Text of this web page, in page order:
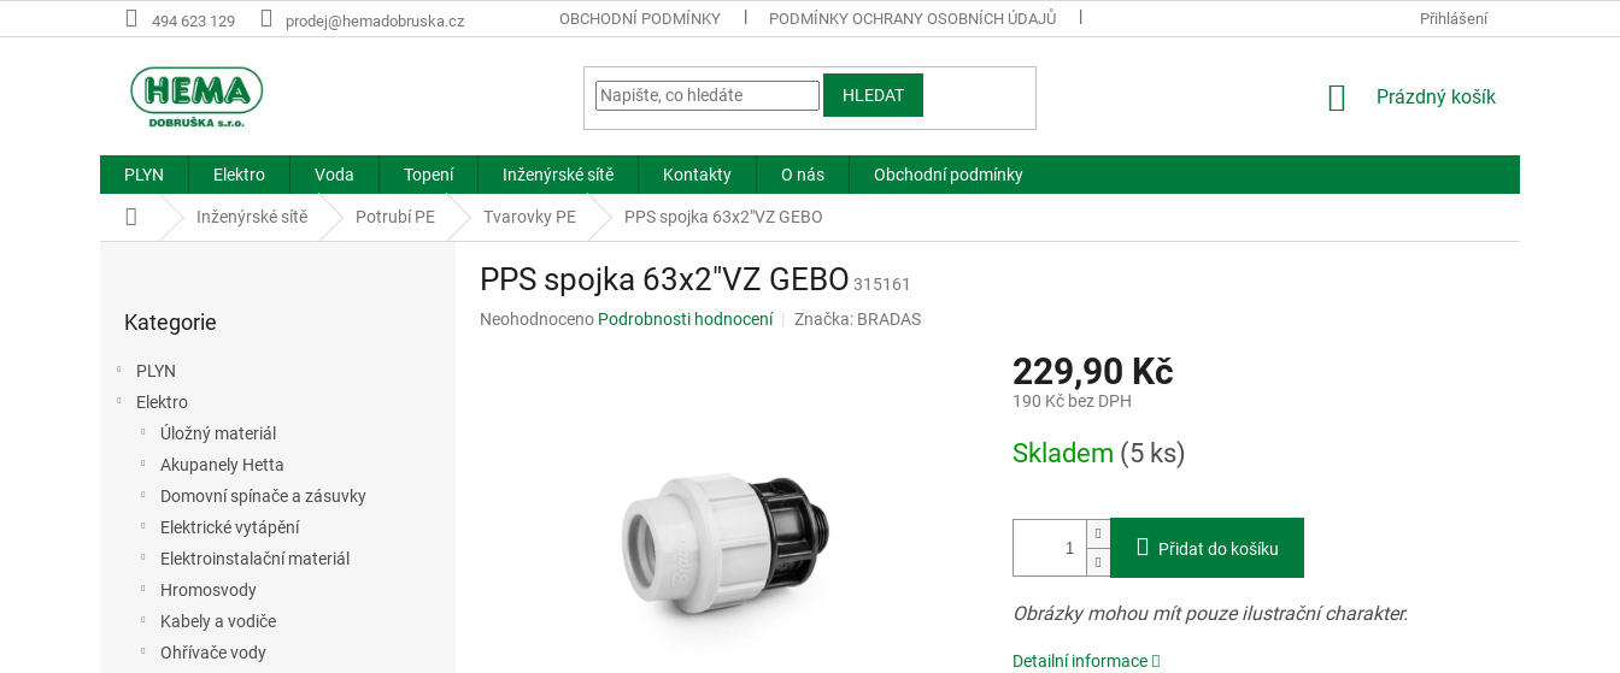
na
494 623 129 prodej@hemadobruska.cz OBCHODNÍ PODMÍNKY PODMÍNKY OCHRANY OSOBNÍCH ÚDAJŮ Přihlášení
HLEDAT
NÁKUPNÍ
Prázdný košík
PLYN Elektro Voda Topení Inženýrské sítě Kontakty O nás Obchodní podmínky
Domů Inženýrské sítě Potrubí PE Tvarovky PE PPS spojka 63x2"VZ GEBO
kategorie
Kategorie
PLYN
Elektro
Úložný materiál
Akupanely Hetta
Domovní spínače a zásuvky
Elektrické vytápění
Elektroinstalační materiál
Hromosvody
Kabely a vodiče
Ohřívače vody
PPS spojka 63x2"VZ GEBO 315161
Průměrné
Neohodnoceno Podrobnosti hodnocení Značka: BRADAS
229,90 Kč
190 Kč bez DPH
cena:
Skladem (5 ks)
Přidat do košíku
Obrázky mohou mít pouze ilustrační charakter.
Detailní informace